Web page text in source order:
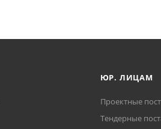
ЮР. ЛИЦАМ
Проектные
Тендерные